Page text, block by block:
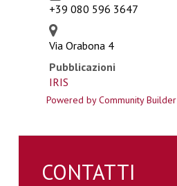
+39 080 596 3647
Via Orabona 4
Pubblicazioni
IRIS
Powered by Community Builder
CONTATTI